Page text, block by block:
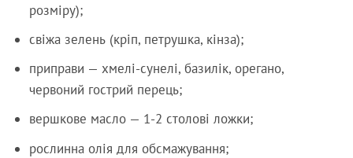
розміру);
свіжа зелень (кріп, петрушка, кінза);
приправи — хмелі-сунелі, базилік, орегано,
червоний гострий перець;
вершкове масло — 1-2 столові ложки;
рослинна олія для обсмажування;